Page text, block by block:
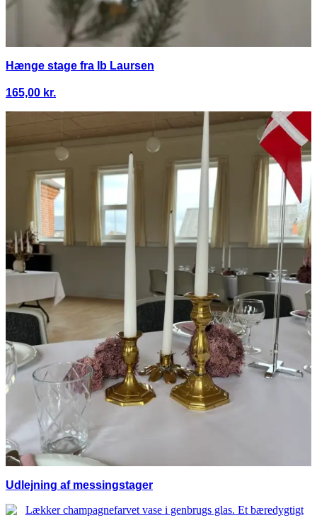
Hænge stage fra Ib Laursen
165,00 kr.
Udlejning af messingstager